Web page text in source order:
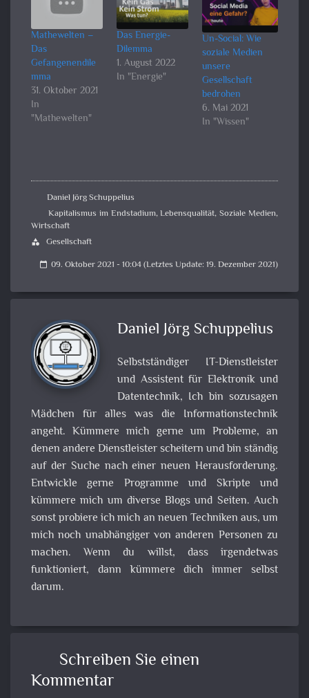
Mathewelten –
Das
Gefangenendile
mma
31. Oktober 2021
In
"Mathewelten"
Das Energie-
Dilemma
1. August 2022
In "Energie"
Un-Social: Wie
soziale Medien
unsere
Gesellschaft
bedrohen
6. Mai 2021
In "Wissen"
Daniel Jörg Schuppelius
Kapitalismus im Endstadium,Lebensqualität,Soziale Medien,
Wirtschaft
category Gesellschaft
calendar_today 09. Oktober 2021 - 10:04 (Letztes Update: 19. Dezember 2021)
Daniel Jörg Schuppelius
Selbstständiger IT-Dienstleister
und Assistent für Elektronik und
Datentechnik, Ich bin sozusagen
Mädchen für alles was die Informationstechnik
angeht. Kümmere mich gerne um Probleme, an
denen andere Dienstleister scheitern und bin ständig
auf der Suche nach einer neuen Herausforderung.
Entwickle gerne Programme und Skripte und
kümmere mich um diverse Blogs und Seiten. Auch
sonst probiere ich mich an neuen Techniken aus, um
mich noch unabhängiger von anderen Personen zu
machen. Wenn du willst, dass irgendetwas
funktioniert, dann kümmere dich immer selbst
darum.
Schreiben Sie einen
Kommentar